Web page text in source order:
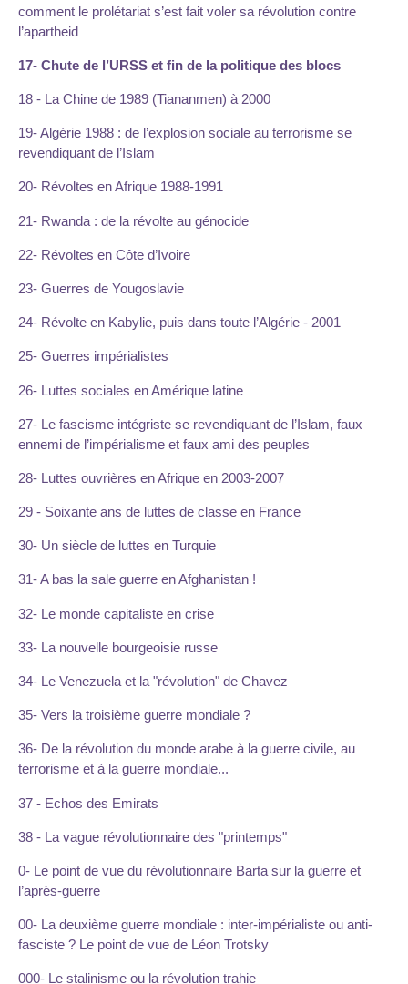
comment le prolétariat s’est fait voler sa révolution contre
l’apartheid
17- Chute de l’URSS et fin de la politique des blocs
18 - La Chine de 1989 (Tiananmen) à 2000
19- Algérie 1988 : de l’explosion sociale au terrorisme se
revendiquant de l’Islam
20- Révoltes en Afrique 1988-1991
21- Rwanda : de la révolte au génocide
22- Révoltes en Côte d’Ivoire
23- Guerres de Yougoslavie
24- Révolte en Kabylie, puis dans toute l’Algérie - 2001
25- Guerres impérialistes
26- Luttes sociales en Amérique latine
27- Le fascisme intégriste se revendiquant de l’Islam, faux
ennemi de l’impérialisme et faux ami des peuples
28- Luttes ouvrières en Afrique en 2003-2007
29 - Soixante ans de luttes de classe en France
30- Un siècle de luttes en Turquie
31- A bas la sale guerre en Afghanistan !
32- Le monde capitaliste en crise
33- La nouvelle bourgeoisie russe
34- Le Venezuela et la "révolution" de Chavez
35- Vers la troisième guerre mondiale ?
36- De la révolution du monde arabe à la guerre civile, au
terrorisme et à la guerre mondiale...
37 - Echos des Emirats
38 - La vague révolutionnaire des "printemps"
0- Le point de vue du révolutionnaire Barta sur la guerre et
l’après-guerre
00- La deuxième guerre mondiale : inter-impérialiste ou anti-
fasciste ? Le point de vue de Léon Trotsky
000- Le stalinisme ou la révolution trahie